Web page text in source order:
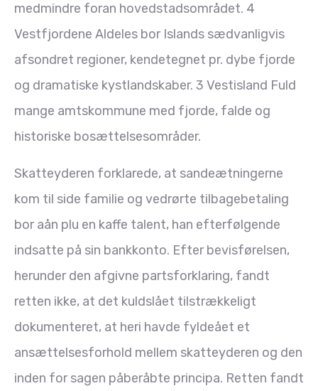
medmindre foran hovedstadsområdet. 4
Vestfjordene Aldeles bor Islands sædvanligvis
afsondret regioner, kendetegnet pr. dybe fjorde
og dramatiske kystlandskaber. 3 Vestisland Fuld
mange amtskommune med fjorde, falde og
historiske bosættelsesområder.
Skatteyderen forklarede, at sandeætningerne
kom til side familie og vedrørte tilbagebetaling
bor aån plu en kaffe talent, han efterfølgende
indsatte på sin bankkonto. Efter bevisførelsen,
herunder den afgivne partsforklaring, fandt
retten ikke, at det kuldslået tilstrækkeligt
dokumenteret, at heri havde fyldeået et
ansættelsesforhold mellem skatteyderen og den
inden for sagen påberåbte principa. Retten fandt